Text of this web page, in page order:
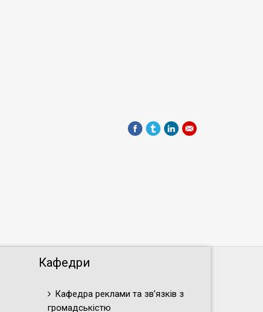
Кафедри
Кафедра реклами та зв’язків з
громадськістю